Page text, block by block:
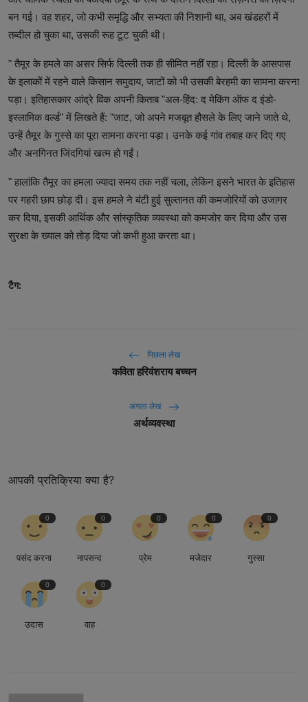
बन गई। वह शहर, जो कभी समृद्धि और सभ्यता की निशानी था, अब खंडहरों में
तब्दील हो चुका था, उसकी रूह टूट चुकी थी।
" तैमूर के हमले का असर सिर्फ दिल्ली तक ही सीमित नहीं रहा। दिल्ली के आसपास
के इलाकों में रहने वाले किसान समुदाय, जाटों को भी उसकी बेरहमी का सामना करना
पड़ा। इतिहासकार आंद्रे विंक अपनी किताब "अल-हिंद: द मेकिंग ऑफ द इंडो-
इस्लामिक वर्ल्ड" में लिखते हैं: "जाट, जो अपने मजबूत हौसले के लिए जाने जाते थे,
उन्हें तैमूर के गुस्से का पूरा सामना करना पड़ा। उनके कई गांव तबाह कर दिए गए
और अनगिनत जिंदगियां खत्म हो गईं।
" हालांकि तैमूर का हमला ज्यादा समय तक नहीं चला, लेकिन इसने भारत के इतिहास
पर गहरी छाप छोड़ दी। इस हमले ने बंटी हुई सुल्तानत की कमजोरियों को उजागर
कर दिया, इसकी आर्थिक और सांस्कृतिक व्यवस्था को कमजोर कर दिया और उस
सुरक्षा के ख्याल को तोड़ दिया जो कभी हुआ करता था।
टैग:
पिछला लेख
कविता हरिवंशराय बच्चन
अगला लेख
अर्थव्यवस्था
आपकी प्रतिक्रिया क्या है?
0
पसंद करना
0
नापसन्द
0
प्रेम
0
मजेदार
0
गुस्सा
0
उदास
0
वाह